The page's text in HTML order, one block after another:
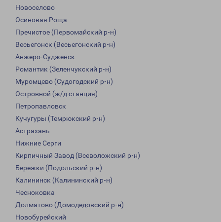
Новоселово
Осиновая Роща
Пречистое (Первомайский р-н)
Весьегонск (Весьегонский р-н)
Анжеро-Судженск
Романтик (Зеленчукский р-н)
Муромцево (Судогодский р-н)
Островной (ж/д станция)
Петропавловск
Кучугуры (Темрюкский р-н)
Астрахань
Нижние Серги
Кирпичный Завод (Всеволожский р-н)
Бережки (Подольский р-н)
Калининск (Калининский р-н)
Чесноковка
Долматово (Домодедовский р-н)
Новобурейский